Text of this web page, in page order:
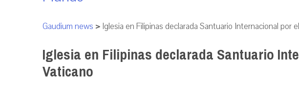
Gaudium news > Iglesia en Filipinas declarada Santuario Internacional por
Iglesia en Filipinas declarada Santuario
Vaticano